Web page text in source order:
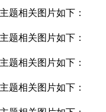
题相关图片如下：
题相关图片如下：
题相关图片如下：
题相关图片如下：